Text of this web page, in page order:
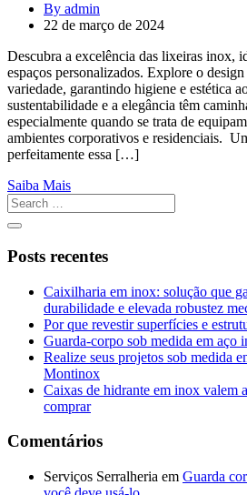
By admin
22 de março de 2024
Descubra a excelência das lixeiras inox,
espaços personalizados. Explore o
variedade, garantindo higiene e estética
sustentabilidade e a elegância têm
especialmente quando se trata de
ambientes corporativos e residenciais.
perfeitamente essa […]
Saiba Mais
Posts recentes
Caixilharia em inox: solução que
durabilidade e elevada robustez
Por que revestir superfícies e
Guarda-corpo sob medida em aço
Realize seus projetos sob medida
Montinox
Caixas de hidrante em inox valem
comprar
Comentários
Serviços Serralheria em Guarda